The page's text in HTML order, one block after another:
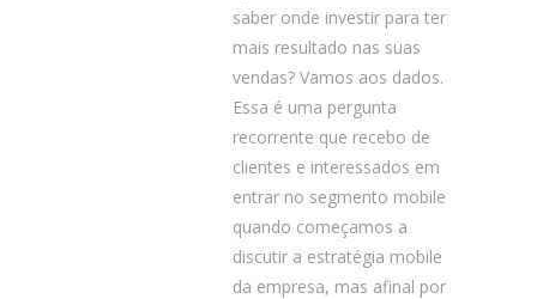
saber onde investir para ter
mais resultado nas suas
vendas? Vamos aos dados.
Essa é uma pergunta
recorrente que recebo de
clientes e interessados em
entrar no segmento mobile
quando começamos a
discutir a estratégia mobile
da empresa, mas afinal por